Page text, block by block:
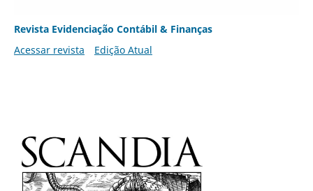
Revista Evidenciação Contábil & Finanças
Acessar revista
Edição Atual